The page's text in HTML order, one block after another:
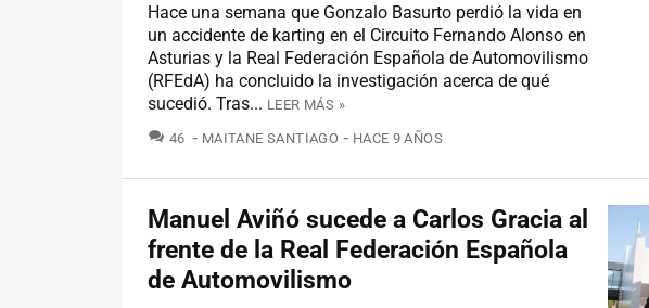
Hace una semana que Gonzalo Basurto perdió la vida en
un accidente de karting en el Circuito Fernando Alonso en
Asturias y la Real Federación Española de Automovilismo
(RFEdA) ha concluido la investigación acerca de qué
sucedió. Tras... LEER MÁS »
46 COMENTARIOS
MAITANE SANTIAGO HACE 9 AÑOS
Manuel Aviñó sucede a Carlos Gracia al
frente de la Real Federación Española
de Automovilismo